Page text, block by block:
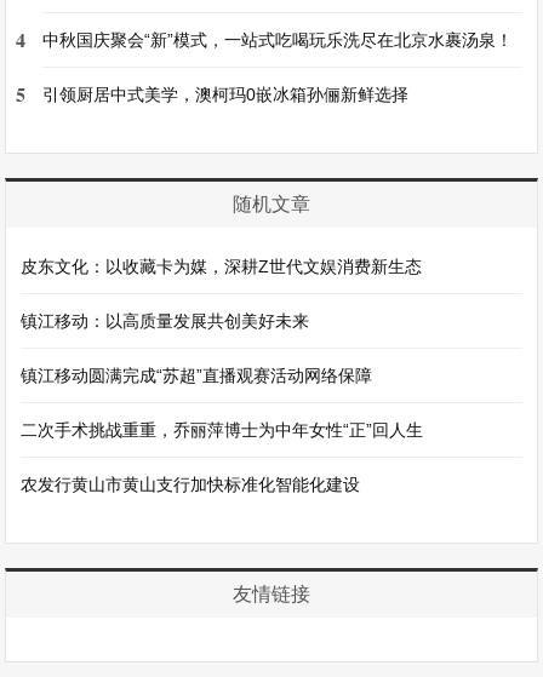
4 中秋国庆聚会“新”模式，一站式吃喝玩乐洗尽在北京水裹汤泉！
5 引领厨居中式美学，澳柯玛0嵌冰箱孙俪新鲜选择
随机文章
皮东文化：以收藏卡为媒，深耕Z世代文娱消费新生态
镇江移动：以高质量发展共创美好未来
镇江移动圆满完成“苏超”直播观赛活动网络保障
二次手术挑战重重，乔丽萍博士为中年女性“正”回人生
农发行黄山市黄山支行加快标准化智能化建设
友情链接